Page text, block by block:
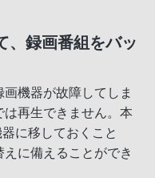
、録画番組をバッ
機器が故障してしま
は再生できません。本
に移しておくこと
に備えることができ